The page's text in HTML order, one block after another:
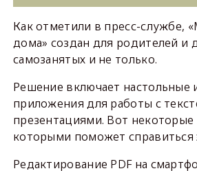
Как отметили в пресс-службе,
дома» создан для родителей и
самозанятых и не только.
Решение включает настольные
приложения для работы с
презентациями. Вот некоторые
которыми поможет справиться
Редактирование PDF на